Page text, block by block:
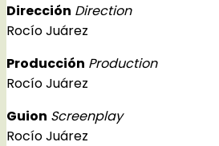
Dirección Direction
Rocío Juárez
Producción Production
Rocío Juárez
Guion Screenplay
Rocío Juárez